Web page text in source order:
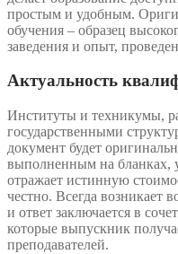
простым и удобным.
обучения – образец
заведения и опыт,
Актуальность
Институты и техникумы,
государственными
документ будет
выполненным на бланках,
отражает истинную
честно. Всегда возникает
и ответ заключается в
которые выпускник
преподавателей.